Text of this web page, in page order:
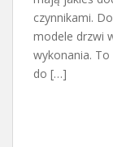
czynnikami.
modele drzwi
wykonania.
do […]